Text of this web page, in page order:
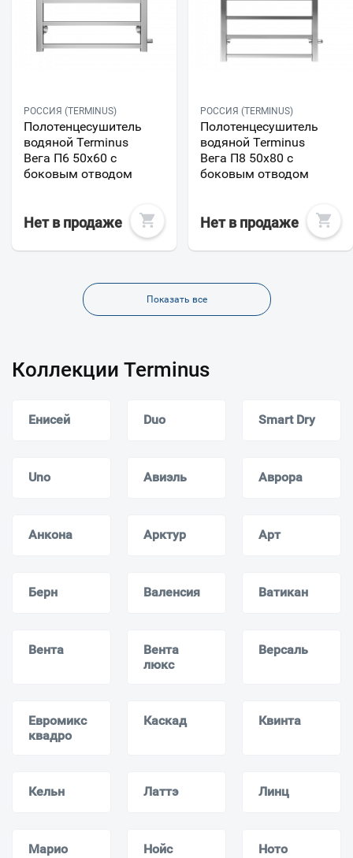
РОССИЯ (TERMINUS)
Полотенцесушитель
водяной Terminus
Вега П6 50х60 с
боковым отводом
Нет в продаже
РОССИЯ (TERMINUS)
Полотенцесушитель
водяной Terminus
Вега П8 50х80 с
боковым отводом
Нет в продаже
Показать все
Коллекции Terminus
Енисей Duo Smart Dry
Uno Авиэль Аврора
Анкона Арктур Арт
Берн Валенсия Ватикан
Вента
Вента
люкс
Версаль
Евромикс
квадро
Каскад Квинта
Кельн Латтэ Линц
Марио Нойс Ното